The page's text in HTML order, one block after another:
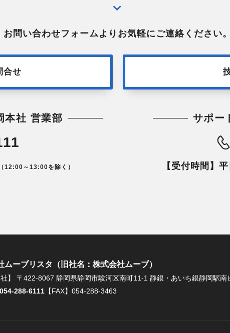
お問い合わせフォームよりお気軽にご連絡ください
合せ
本社 営業部
（12:00～13:00を除く）
サポー
【受付時間】
ムーブリスタ（旧社名：株式会社ムーブ）
】
〒422-8067 静岡県静岡市駿河区南町11-1 静銀・あいち銀静岡駅南
054-288-6111 【FAX】054-288-3463